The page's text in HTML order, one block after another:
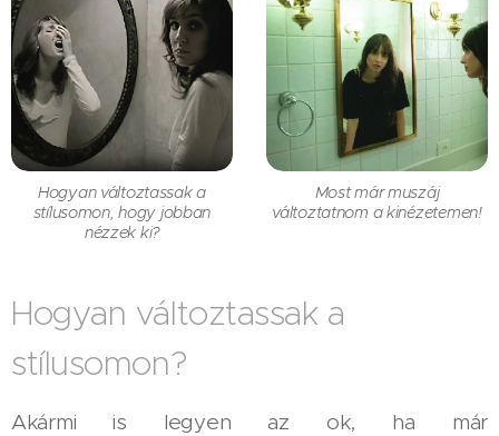
Hogyan változtassak a
stílusomon, hogy jobban
nézzek ki?
Most már muszáj
változtatnom a kinézetemen!
Hogyan változtassak a
stílusomon?
Akármi is legyen az ok, ha már